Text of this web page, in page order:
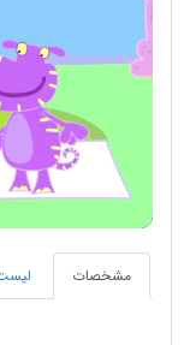
مشخصات لیست